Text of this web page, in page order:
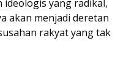
ideologis yang radikal,
akan menjadi deretan
rakyat yang tak